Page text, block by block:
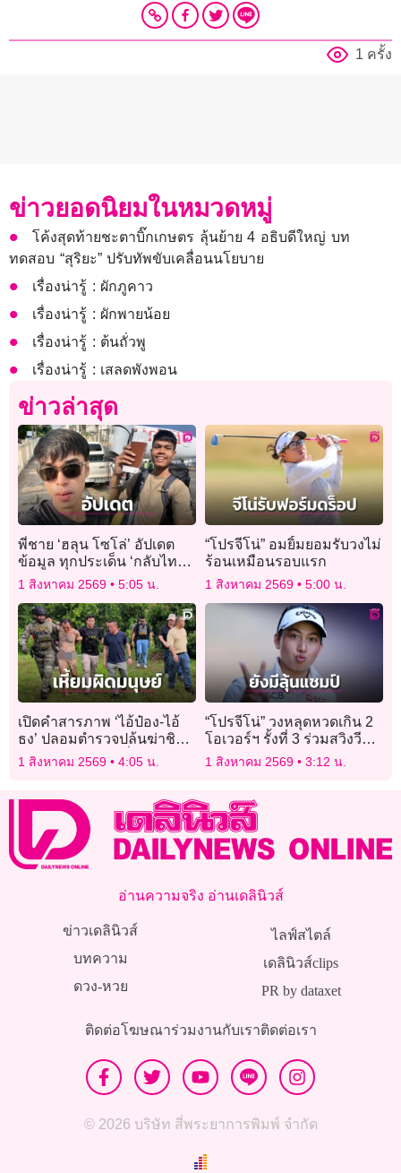
1 ครั้ง
ข่าวยอดนิยมในหมวดหมู่
โค้งสุดท้ายชะตาบิ๊กเกษตร ลุ้นย้าย 4 อธิบดีใหญ่ บท
ทดสอบ “สุริยะ” ปรับทัพขับเคลื่อนนโยบาย
เรื่องน่ารู้ : ผักภูคาว
เรื่องน่ารู้ : ผักพายน้อย
เรื่องน่ารู้ : ต้นถั่วพู
เรื่องน่ารู้ : เสลดพังพอน
ข่าวล่าสุด
พี่ชาย ‘ฮลุน โซโล่’ อัปเดต
ข้อมูล ทุกประเด็น ‘กลับไทย-
ทรัพย์สิน-ผลชันสูตร’
1 สิงหาคม 2569 5:05 น.
“โปรจีโน่” อมยิ้มยอมรับวงไม่
ร้อนเหมือนรอบแรก
1 สิงหาคม 2569 5:00 น.
เปิดคำสารภาพ ‘ไอ้ป๋อง-ไอ้
ธง’ ปลอมตำรวจปล้นฆ่าชิง
ทรัพย์ ‘พ่อแม่ลูก-พี่น้อง
1 สิงหาคม 2569 4:05 น.
“โปรจีโน่” วงหลุดหวดเกิน 2
โอเวอร์ฯ รั้งที่ 3 ร่วมสวิงวี
เมนส์โอเพ่น
1 สิงหาคม 2569 3:12 น.
อ่านความจริง อ่านเดลินิวส์
ข่าวเดลินิวส์
บทความ
ดวง-หวย
ไลฟ์สไตล์
เดลินิวส์clips
PR by dataxet
ติดต่อโฆษณาร่วมงานกับเราติดต่อเรา
© 2026 บริษัท สี่พระยาการพิมพ์ จำกัด